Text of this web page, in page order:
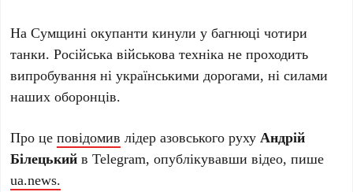
На Сумщині окупанти кинули у багнюці чотири
танки. Російська військова техніка не проходить
випробування ні українськими дорогами, ні силами
наших оборонців.
Про цеповідомив лідер азовського руху Андрій
Білецький в Telegram, опублікувавши відео, пише
ua.news.